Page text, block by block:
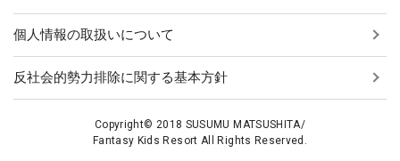
個人情報の取扱いについて
反社会的勢力排除に関する基本方針
Copyright© 2018 SUSUMU MATSUSHITA/
Fantasy Kids Resort All Rights Reserved.